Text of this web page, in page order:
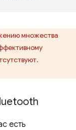
множества
есть